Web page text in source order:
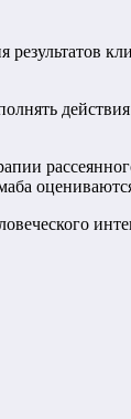
результатов